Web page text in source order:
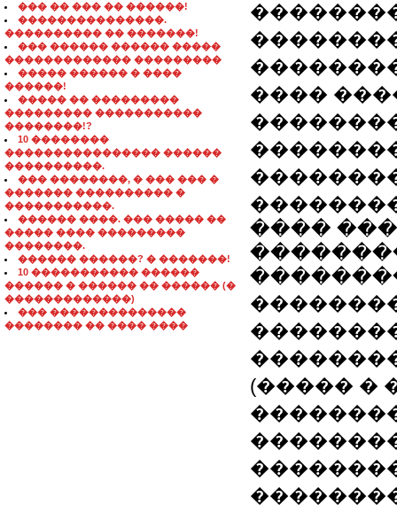
��� �� ��� �� ������!
���������������.
���������� �� �������!
��� ������ ������ �����
������������� ���������
����� ������ � ����
������!
����� �� ���������
��������� �����������
��������!?
10 ��������
���������������� ������
����������.
��� ��������, � ��� ��� �
������� ���������� �
�����������.
������ ����. ��� ����� ��
����� ���� ���������
��������.
������ ������? � �������!
10 ����������� ������
������ � ������ �� ������ (�
�������������)
��� ��������������
�������� �� ���� ����
����
��������
����
(����� �